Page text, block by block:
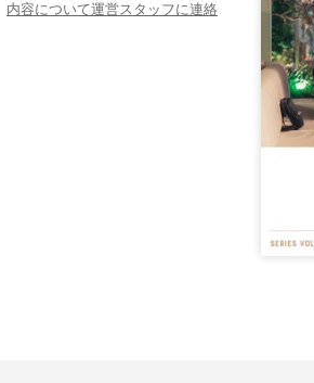
内容について運営スタッフに連絡